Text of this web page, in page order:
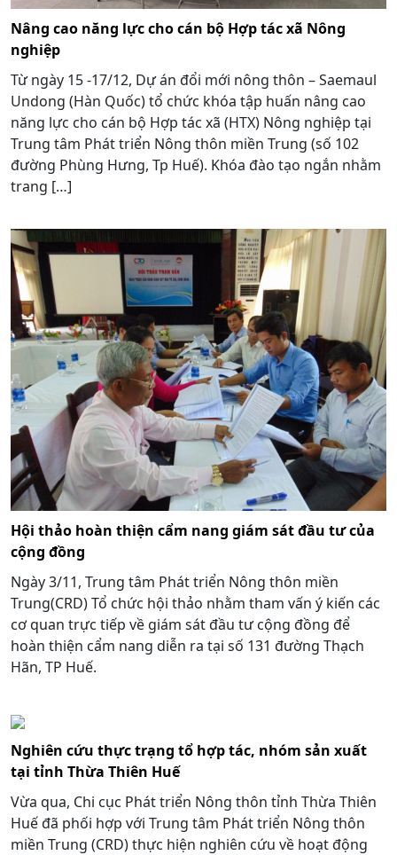
Nâng cao năng lực cho cán bộ Hợp tác xã Nông
nghiệp
Từ ngày 15 -17/12, Dự án đổi mới nông thôn – Saemaul
Undong (Hàn Quốc) tổ chức khóa tập huấn nâng cao
năng lực cho cán bộ Hợp tác xã (HTX) Nông nghiệp tại
Trung tâm Phát triển Nông thôn miền Trung (số 102
đường Phùng Hưng, Tp Huế). Khóa đào tạo ngắn nhằm
trang […]
Hội thảo hoàn thiện cẩm nang giám sát đầu tư của
cộng đồng
Ngày 3/11, Trung tâm Phát triển Nông thôn miền
Trung(CRD) Tổ chức hội thảo nhằm tham vấn ý kiến các
cơ quan trực tiếp về giám sát đầu tư cộng đồng để
hoàn thiện cẩm nang diễn ra tại số 131 đường Thạch
Hãn, TP Huế.
Nghiên cứu thực trạng tổ hợp tác, nhóm sản xuất
tại tỉnh Thừa Thiên Huế
Vừa qua, Chi cục Phát triển Nông thôn tỉnh Thừa Thiên
Huế đã phối hợp với Trung tâm Phát triển Nông thôn
miền Trung (CRD) thực hiện nghiên cứu về hoạt động